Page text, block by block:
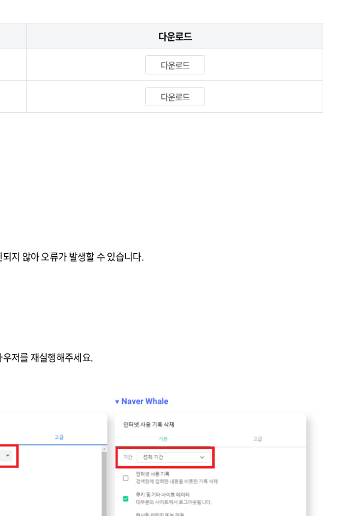
다운로드
다운로드
다운로드
지 않아 오류가 발생할 수 있습니다.
저를 재실행해주세요.